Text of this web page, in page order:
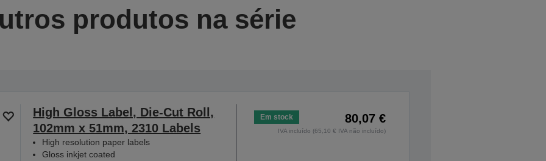
produtos na série
High Gloss Label, Die-Cut Roll,
102mm x 51mm, 2310 Labels
High resolution paper labels
Gloss inkjet coated
Em stock 80,07 €
IVA incluído (65,10 € IVA não incluído)